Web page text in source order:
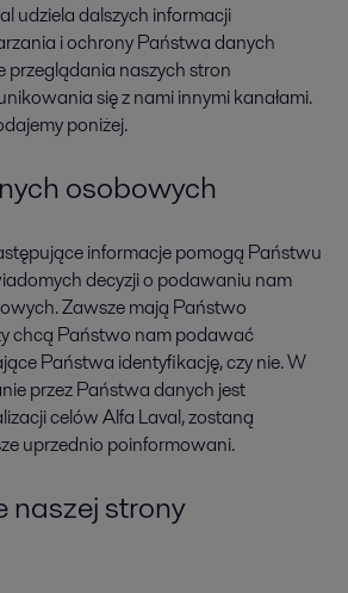
udziela dalszych informacji
i ochrony Państwa danych
naszych stron
się z nami innymi kanałami.
poniżej.
osobowych
informacje pomogą Państwu
decyzji o podawaniu nam
Zawsze mają Państwo
chcą Państwo nam podawać
Państwa identyfikację, czy nie. W
przez Państwa danych jest
celów Alfa Laval, zostaną
uprzednio poinformowani.
naszej strony